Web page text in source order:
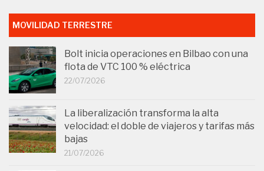
MOVILIDAD TERRESTRE
Bolt inicia operaciones en Bilbao con una
flota de VTC 100 % eléctrica
22/07/2026
La liberalización transforma la alta
velocidad: el doble de viajeros y tarifas más
bajas
21/07/2026